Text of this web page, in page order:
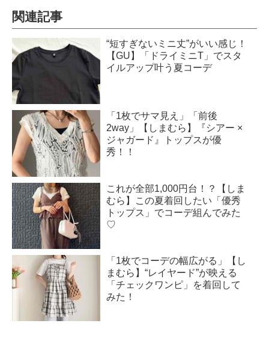
関連記事
“短すぎないミニ丈”がいい感じ！
【GU】「ドライミニT」でスタ
イルアップ叶う夏コーデ
「1枚でサマ見え」「前後
2way」【しまむら】『シアー ×
ジャガード』トップスが優
秀！！
これが全部1,000円台！？【しま
むら】この夏着回したい「優秀
トップス」でコーデ組んでみた
♡
「1枚でコーデの幅広がる」【し
まむら】“レイヤード”が映える
「チェックワンピ」を着回して
みた！